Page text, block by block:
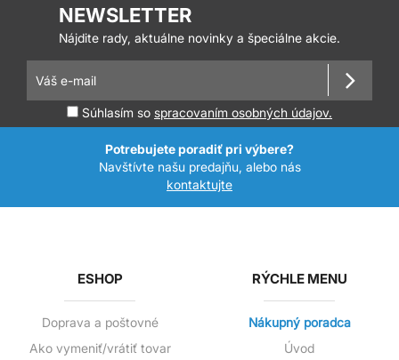
NEWSLETTER
Nájdite rady, aktuálne novinky a špeciálne akcie.
Súhlasím so spracovaním osobných údajov.
Potrebujete poradiť pri výbere?
Navštívte našu predajňu, alebo nás
kontaktujte
ESHOP
Doprava a poštovné
Ako vymeniť/vrátiť tovar
RÝCHLE MENU
Nákupný poradca
Úvod